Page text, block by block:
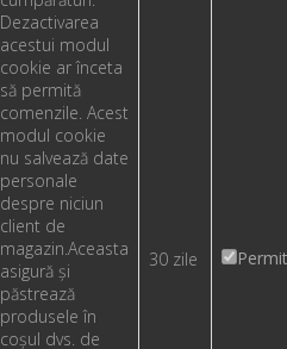
Dezactivarea
acestui modul
cookie ar înceta
să permită
comenzile. Acest
modul cookie
nu salvează date
personale
despre niciun
client de
magazin.Aceasta
asigură și
păstrează
produsele în
coșul dvs. de
30 zile